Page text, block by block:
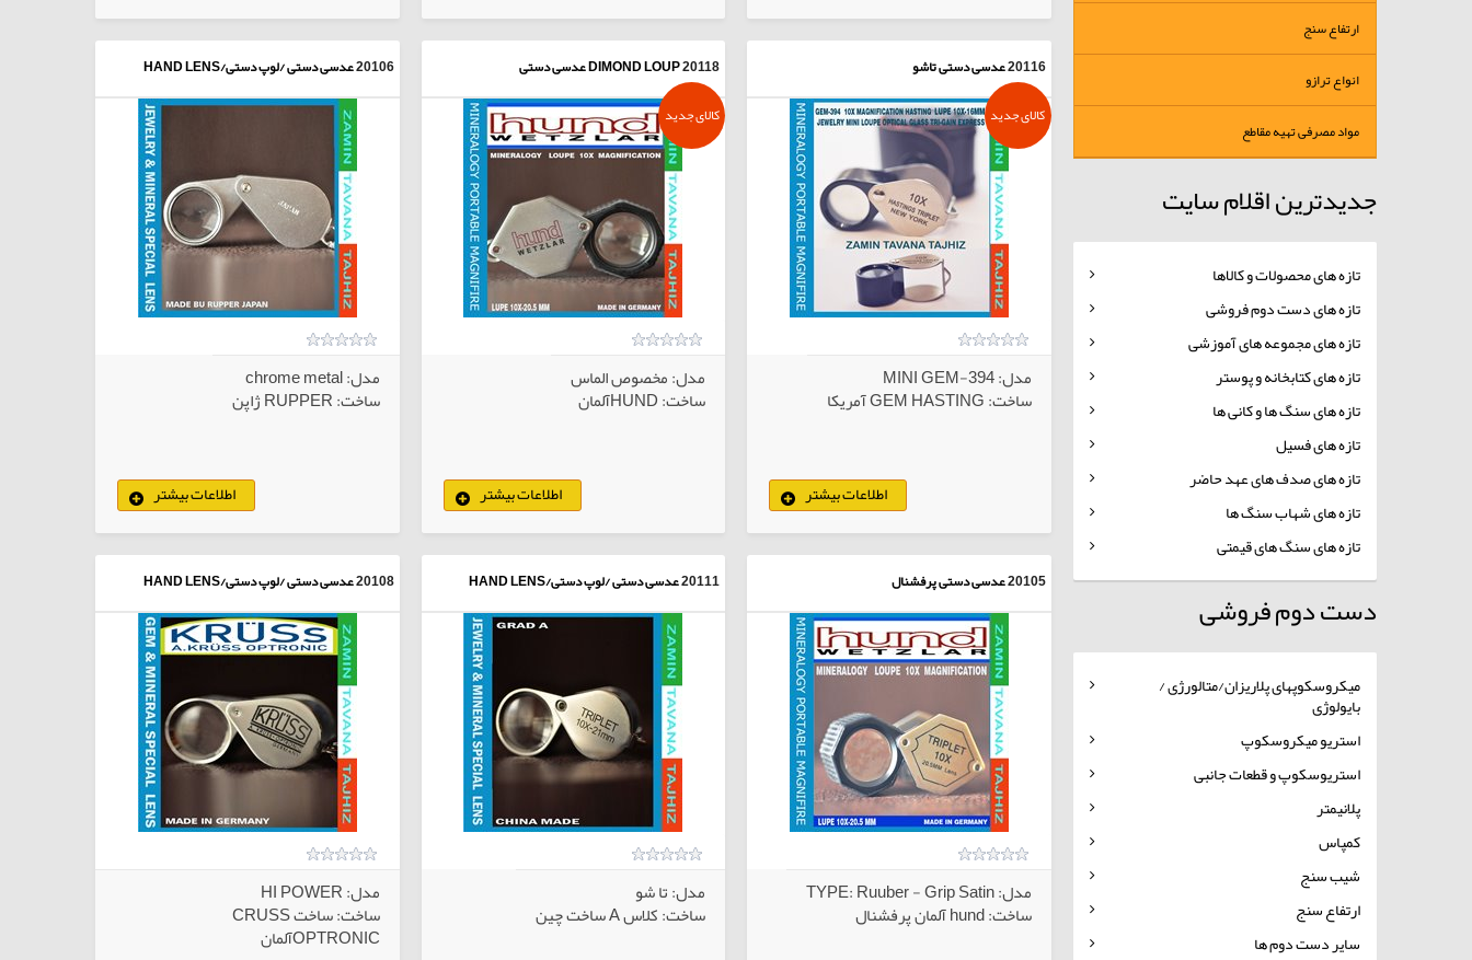
ارتفاع سنج
انواع ترازو
مواد مصرفی تهیه مقاطع
جدیدترین اقلام سایت
تازه های محصولات و کالاها
تازه های دست دوم فروشی
تازه های مجموعه های آموزشی
تازه های کتابخانه و پوستر
تازه های سنگ ها و کانی ها
تازه های فسیل
تازه های صدف های عهد حاضر
تازه های شهاب سنگ ها
تازه های سنگ های قیمتی
دست دوم فروشی
میکروسکوپهای پلاریزان/متالورژی /
بایولوژی
استریو میکروسکوپ
استریوسکوپ و قطعات جانبی
پلانیمتر
کمپاس
شیب سنج
ارتفاع سنج
سایر دست دوم ها
20116عدسی دستی تاشو
کالای جدید
مدل: MINI GEM-394
ساخت: GEM HASTING آمریکا
اطلاعات بیشتر
20118DIMOND LOUP عدسی دستی
کالای جدید
مدل: مخصوص الماس
ساخت: HUNDآلمان
اطلاعات بیشتر کالاهای انتخابی
20106عدسی دستی /لوپ دستی/HAND LENS
مدل: chrome metal
ساخت: RUPPER ژاپن
اطلاعات بیشتر کالاهای انتخابی
20105عدسی دستی پرفشنال
مدل: TYPE: Ruuber - Grip Satin
ساخت: hund آلمان پرفشنال
20111عدسی دستی /لوپ دستی/HAND LENS
مدل: تا شو
ساخت: کلاس A ساخت چین
20108عدسی دستی /لوپ دستی/HAND LENS
مدل: HI POWER
ساخت: ساخت CRUSS
OPTRONICآلمان